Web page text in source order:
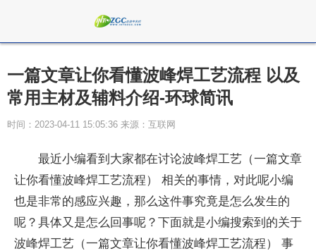
一篇文章让你看懂波峰焊工艺流程 以及
常用主材及辅料介绍-环球简讯
时间：2023-04-11 15:05:36 来源：互联网
最近小编看到大家都在讨论波峰焊工艺（一篇文章
让你看懂波峰焊工艺流程） 相关的事情，对此呢小编
也是非常的感应兴趣，那么这件事究竟是怎么发生的
呢？具体又是怎么回事呢？下面就是小编搜索到的关于
波峰焊工艺（一篇文章让你看懂波峰焊工艺流程） 事